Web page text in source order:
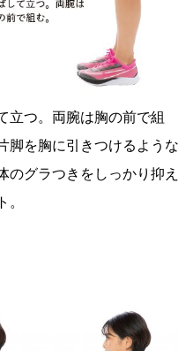
立つ。両腕は胸の前で組
脚を胸に引きつけるような
のグラつきをしっかり抑え